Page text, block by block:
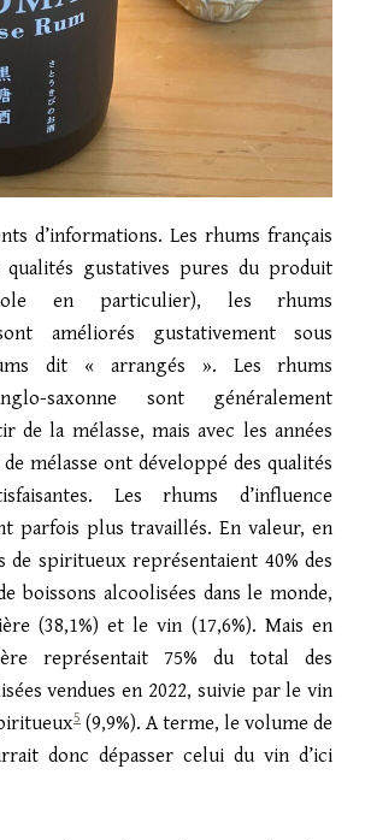
d’informations. Les rhums français
gustatives pures du produit
en particulier), les rhums
améliorés gustativement sous
dit « arrangés ». Les rhums
saxonne sont généralement
de la mélasse, mais avec les années
mélasse ont développé des qualités
Les rhums d’influence
parfois plus travaillés. En valeur, en
de spiritueux représentaient 40% des
boissons alcoolisées dans le monde,
(38,1%) et le vin (17,6%). Mais en
représentait 75% du total des
vendues en 2022, suivie par le vin
5(9,9%). A terme, le volume de
donc dépasser celui du vin d’ici